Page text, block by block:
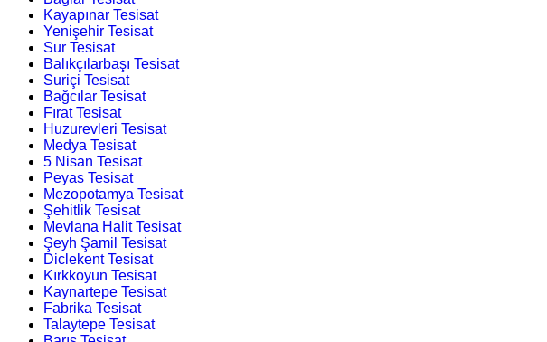
Kayapınar Tesisat
Yenişehir Tesisat
Sur Tesisat
Balıkçılarbaşı Tesisat
Suriçi Tesisat
Bağcılar Tesisat
Fırat Tesisat
Huzurevleri Tesisat
Medya Tesisat
5 Nisan Tesisat
Peyas Tesisat
Mezopotamya Tesisat
Şehitlik Tesisat
Mevlana Halit Tesisat
Şeyh Şamil Tesisat
Diclekent Tesisat
Kırkkoyun Tesisat
Kaynartepe Tesisat
Fabrika Tesisat
Talaytepe Tesisat